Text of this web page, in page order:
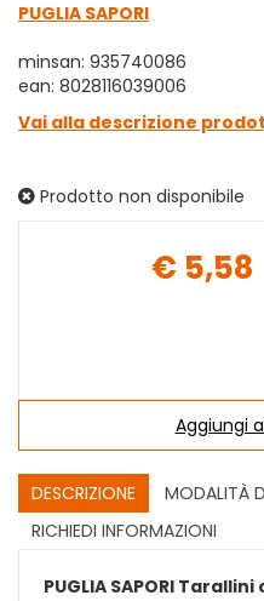
PUGLIA SAPORI
minsan: 935740086
ean: 8028116039006
Vai alla descrizione
Prodotto non disponibile
€ 5,58
Aggiungi
DESCRIZIONE
MODALITÀ
RICHIEDI INFORMAZIONI
PUGLIA SAPORI